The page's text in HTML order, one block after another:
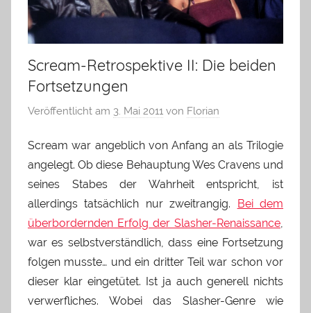
Scream-Retrospektive II: Die beiden
Fortsetzungen
Veröffentlicht am 3. Mai 2011 von Florian
Scream war angeblich von Anfang an als Trilogie
angelegt. Ob diese Behauptung Wes Cravens und
seines Stabes der Wahrheit entspricht, ist
allerdings tatsächlich nur zweitrangig. Bei dem
überbordernden Erfolg der Slasher-Renaissance,
war es selbstverständlich, dass eine Fortsetzung
folgen musste… und ein dritter Teil war schon vor
dieser klar eingetütet. Ist ja auch generell nichts
verwerfliches. Wobei das Slasher-Genre wie